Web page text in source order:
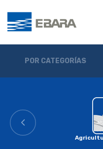
POR CATEGORÍAS